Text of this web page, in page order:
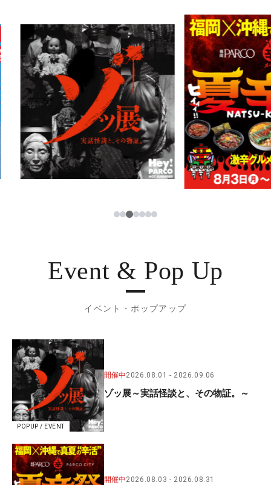
PARCOメンバーズ
JP
123456
Event & Pop Up
イベント・ポップアップ
POPUP / EVENT
開催中2026.08.01 2026.09.06
ゾッ展～実話怪談と、その物証。～
開催中2026.08.03 2026.08.31